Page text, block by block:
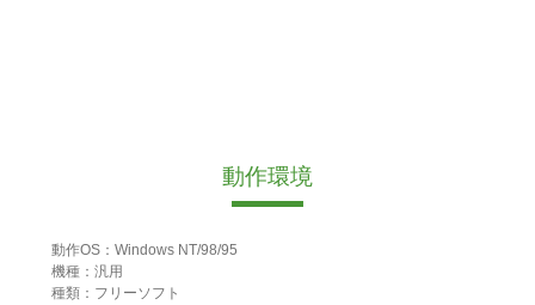
動作環境
動作OS：Windows NT/98/95
機種：汎用
種類：フリーソフト